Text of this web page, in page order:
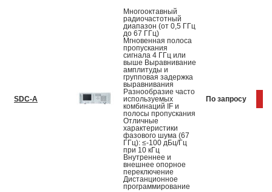
SDC-A
Многооктавный
радиочастотный
диапазон (от 0,5 ГГц
до 67 ГГц)
Мгновенная полоса
пропускания
сигнала 4 ГГц или
выше Выравнивание
амплитуды и
групповая задержка
выравнивания
Разнообразие часто
используемых
комбинаций IF и
полосы пропускания
Отличные
характеристики
фазового шума (67
ГГц): ≤-100 дБц/Гц
при 10 кГц
Внутреннее и
внешнее опорное
переключение
Дистанционное
программирование
По запросу